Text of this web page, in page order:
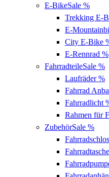
E-BikeSale %
Trekking E-
E-
City E-Bike
E-Rennrad %
FahrradteileSale %
Laufräder%
Fahrrad
Fahrradlicht
Rahmen für
ZubehörSale %
Fahrradtasche